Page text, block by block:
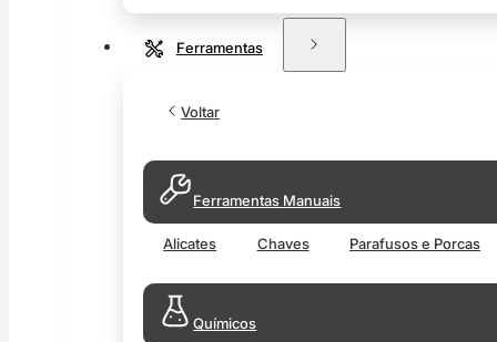
Ferramentas
Voltar
Ferramentas Manuais
Alicates Chaves Parafusos e Porcas
Químicos